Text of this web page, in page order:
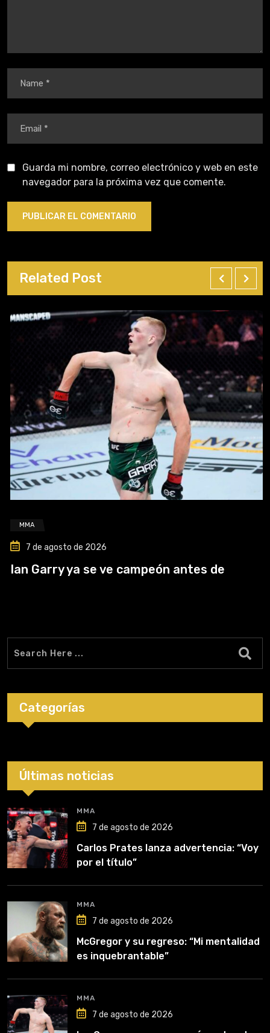
Guarda mi nombre, correo electrónico y web en este
navegador para la próxima vez que comente.
Related Post
MMA
7 de agosto de 2026
Ian Garry ya se ve campeón antes de
Categorías
Últimas noticias
MMA
7 de agosto de 2026
Carlos Prates lanza advertencia: “Voy
por el título”
MMA
7 de agosto de 2026
McGregor y su regreso: “Mi mentalidad
es inquebrantable”
MMA
7 de agosto de 2026